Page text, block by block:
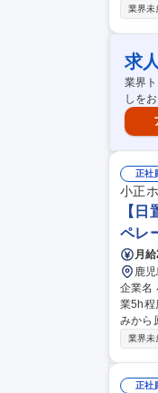
文化
認や
に慣
職種
業界未
求
業界
しを
正社
小正
【
ペレ
月給
鹿
企業名 小正ホールデ
業5h程度！ 仕事の内容 本格焼酎・ウイスキーなどの製造販売を行う小正ホ
みから原
れ・
平均残
業界未
正社